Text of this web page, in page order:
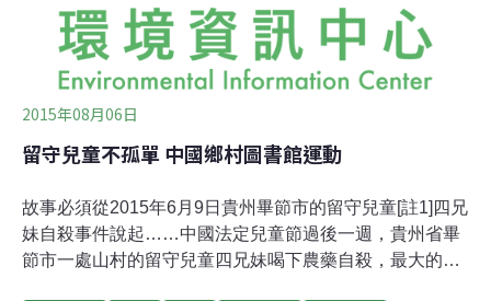
外的居民區都能感受震波衝擊。 6
2015年08月06日
留守兒童不孤單 中國鄉村圖書館運動
故事必須從2015年6月9日貴州畢節市的留守兒童[註1]四兄
妹自殺事件說起……中國法定兒童節過後一週，貴州省畢
節市一處山村的留守兒童四兄妹喝下農藥自殺，最大的哥